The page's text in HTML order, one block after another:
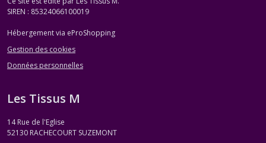
SIREN : 85324066100019
Hébergement via eProShopping
Gestion des cookies
Données personnelles
Les Tissus M
14 Rue de l'Eglise
52130 RACHECOURT SUZEMONT